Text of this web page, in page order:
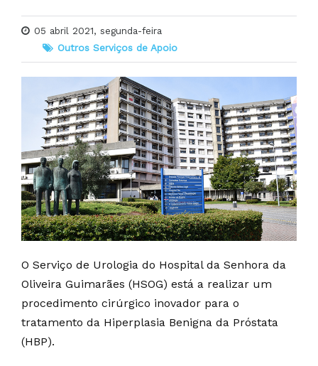
05 abril 2021, segunda-feira
Outros Serviços de Apoio
O Serviço de Urologia do Hospital da Senhora da
Oliveira Guimarães (HSOG) está a realizar um
procedimento cirúrgico inovador para o
tratamento da Hiperplasia Benigna da Próstata
(HBP).